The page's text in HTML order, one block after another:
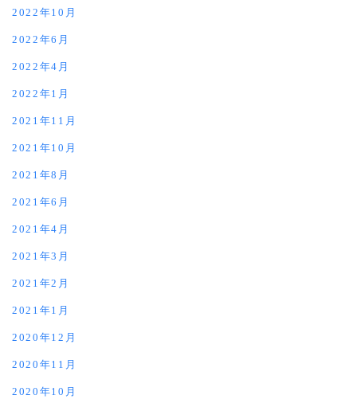
2022年10月
2022年6月
2022年4月
2022年1月
2021年11月
2021年10月
2021年8月
2021年6月
2021年4月
2021年3月
2021年2月
2021年1月
2020年12月
2020年11月
2020年10月